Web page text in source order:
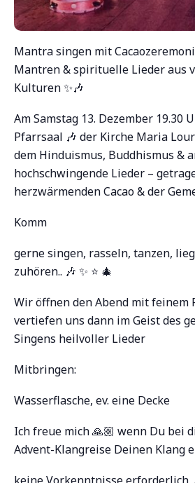
Mantra singen mit
Mantren & spirituelle Lieder aus
Kulturen ✨🎶
Am Samstag 13. Dezember 19.30
Pfarrsaal 🎶 der Kirche Maria
dem Hinduismus, Buddhismus &
hochschwingende Lieder –
herzwärmenden Cacao & der
Komm
gerne singen, rasseln, tanzen,
zuhören.. 🎶 ✨ ⭐️ 🎄
Wir öffnen den Abend mit feinem
vertiefen uns dann im Geist des
Singens heilvoller Lieder
Mitbringen:
Wasserflasche, ev. eine Decke
Ich freue mich 🙏🏼 wenn Du bei
Advent-Klangreise Deinen Klang